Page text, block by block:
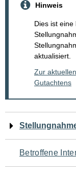
Hinweis
Dies ist eine
aktualisiert.
Zur
Gutachtens
für
den
Betroffene